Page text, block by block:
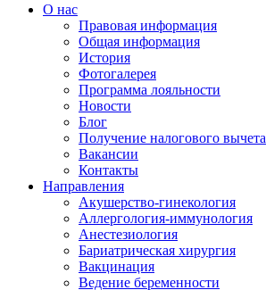
О нас
Правовая информация
Общая информация
История
Фотогалерея
Программа лояльности
Новости
Блог
Получение налогового вычета
Вакансии
Контакты
Направления
Акушерство-гинекология
Аллергология-иммунология
Анестезиология
Бариатрическая хирургия
Вакцинация
Ведение беременности